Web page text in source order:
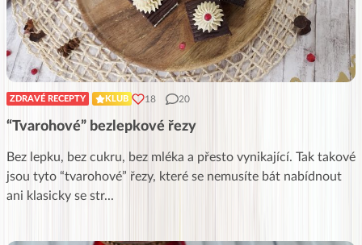
ZDRAVÉ RECEPTY KLUB 18 20
“Tvarohové” bezlepkové řezy
Bez lepku, bez cukru, bez mléka a přesto vynikající. Tak takové
jsou tyto “tvarohové” řezy, které se nemusíte bát nabídnout
ani klasicky se str...